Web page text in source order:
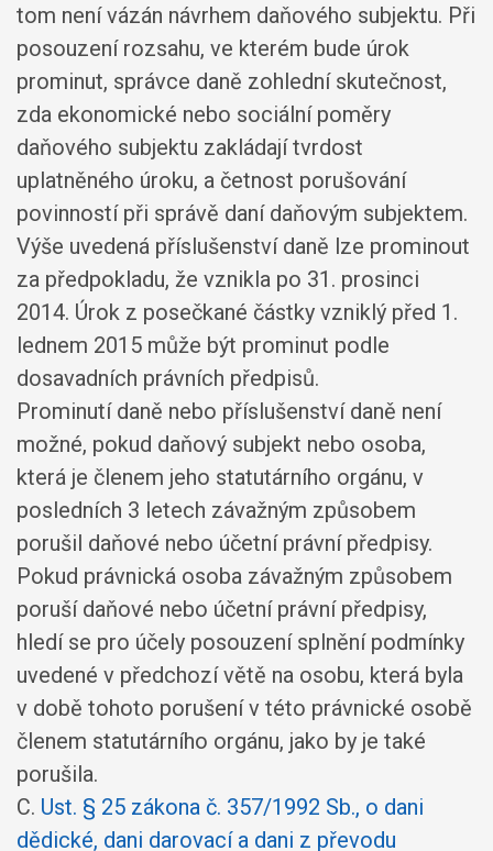
tom není vázán návrhem daňového subjektu. Při
posouzení rozsahu, ve kterém bude úrok
prominut, správce daně zohlední skutečnost,
zda ekonomické nebo sociální poměry
daňového subjektu zakládají tvrdost
uplatněného úroku, a četnost porušování
povinností při správě daní daňovým subjektem.
Výše uvedená příslušenství daně lze prominout
za předpokladu, že vznikla po 31. prosinci
2014. Úrok z posečkané částky vzniklý před 1.
lednem 2015 může být prominut podle
dosavadních právních předpisů.
Prominutí daně nebo příslušenství daně není
možné, pokud daňový subjekt nebo osoba,
která je členem jeho statutárního orgánu, v
posledních 3 letech závažným způsobem
porušil daňové nebo účetní právní předpisy.
Pokud právnická osoba závažným způsobem
poruší daňové nebo účetní právní předpisy,
hledí se pro účely posouzení splnění podmínky
uvedené v předchozí větě na osobu, která byla
v době tohoto porušení v této právnické osobě
členem statutárního orgánu, jako by je také
porušila.
C. Ust. § 25 zákona č. 357/1992 Sb., o dani
dědické, dani darovací a dani z převodu